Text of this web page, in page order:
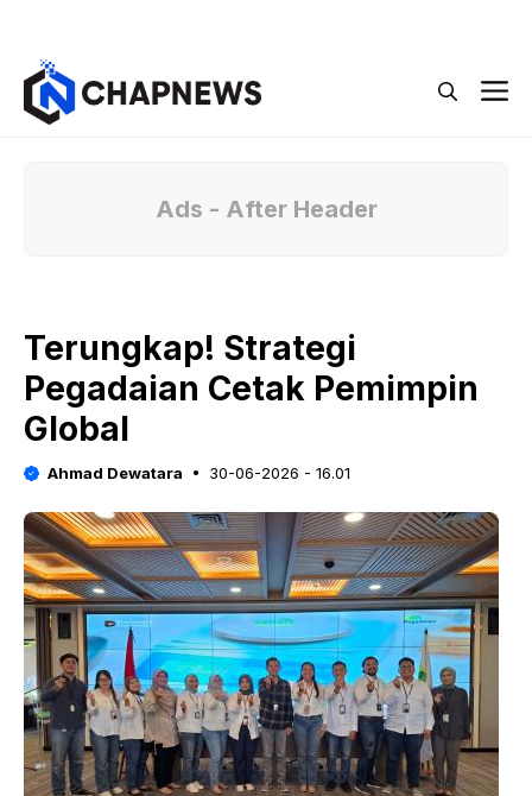
Ads - After Header
Terungkap! Strategi
Pegadaian Cetak Pemimpin
Global
Ahmad Dewatara 30-06-2026 - 16.01